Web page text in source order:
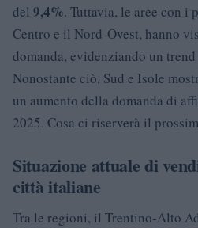
del 9,4%. Tuttavia, le aree con i
Centro e il Nord-Ovest, hanno
domanda, evidenziando un
Nonostante ciò, Sud e Isole
un aumento della domanda di
2025. Cosa ci riserverà il
Situazione attuale di
città italiane
Tra le regioni, il Trentino-Alto